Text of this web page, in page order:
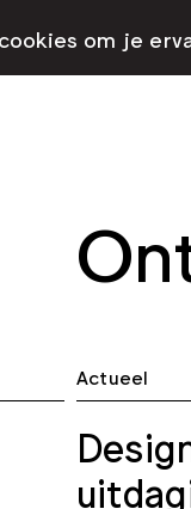
Actueel
om je